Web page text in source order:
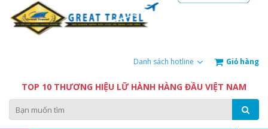
Danh sách hotline Giỏ hàng
TOP 10 THƯƠNG HIỆU LỮ HÀNH HÀNG ĐẦU VIỆT NAM